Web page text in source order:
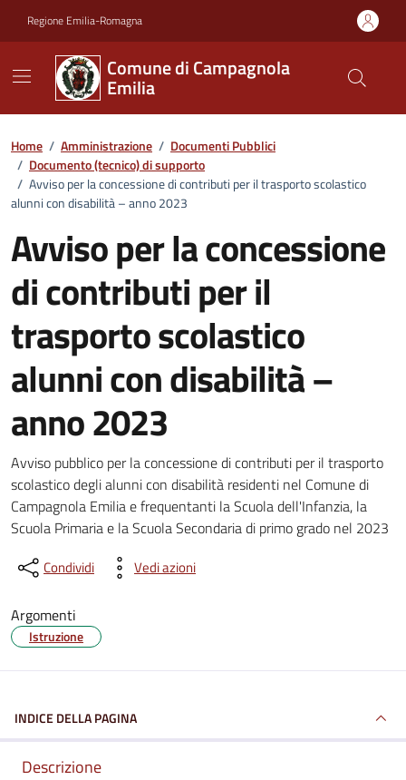
Regione Emilia-Romagna
Comune di Campagnola
Emilia
Home / Amministrazione / Documenti Pubblici
/ Documento (tecnico) di supporto
/ Avviso per la concessione di contributi per il trasporto scolastico
alunni con disabilità – anno 2023
Avviso per la concessione
di contributi per il
trasporto scolastico
alunni con disabilità –
anno 2023
Dettagli del documento
Avviso pubblico per la concessione di contributi per il trasporto
scolastico degli alunni con disabilità residenti nel Comune di
Campagnola Emilia e frequentanti la Scuola dell'Infanzia, la
Scuola Primaria e la Scuola Secondaria di primo grado nel 2023
Condividi Vedi azioni
Argomenti
Istruzione
INDICE DELLA PAGINA
Descrizione